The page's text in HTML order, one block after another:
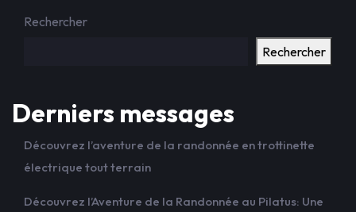
Rechercher
Rechercher
Derniers messages
Découvrez l’aventure de la randonnée en trottinette
électrique tout terrain
Découvrez l’Aventure de la Randonnée au Pilatus: Une